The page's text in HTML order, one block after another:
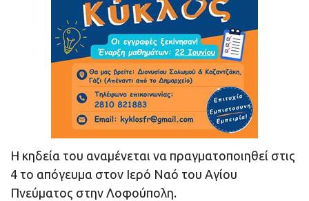
Η κηδεία του αναμένεται να πραγματοποιηθεί στις
4 το απόγευμα στον Ιερό Ναό του Αγίου
Πνεύματος στην Λοφούπολη.